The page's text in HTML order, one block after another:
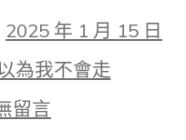
2025 年 1 月 15 日
為我不會走
留言